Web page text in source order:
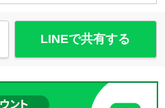
LINEで共有する